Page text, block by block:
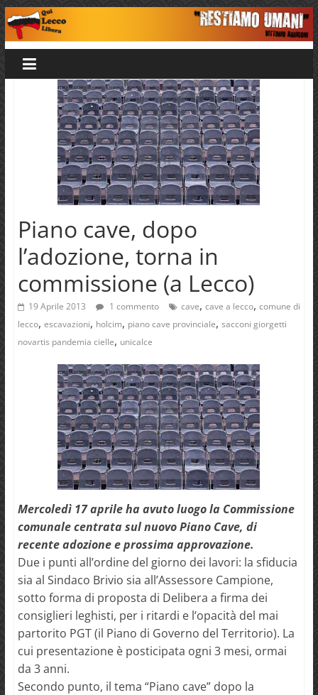
Salta
al
contenuto
Qui
Lecco
Libera
Piano cave, dopo
l’adozione, torna in
commissione (a Lecco)
19 Aprile 2013 1 commento cave, cave a lecco, comune di
lecco, escavazioni, holcim, piano cave provinciale, sacconi giorgetti
novartis pandemia cielle, unicalce
Mercoledì 17 aprile ha avuto luogo la Commissione
comunale centrata sul nuovo Piano Cave, di
recente adozione e prossima approvazione.
Due i punti all’ordine del giorno dei lavori: la sfiducia
sia al Sindaco Brivio sia all’Assessore Campione,
sotto forma di proposta di Delibera a firma dei
consiglieri leghisti, per i ritardi e l’opacità del mai
partorito PGT (il Piano di Governo del Territorio). La
cui presentazione è posticipata ogni 3 mesi, ormai
da 3 anni.
Secondo punto, il tema “Piano cave” dopo la